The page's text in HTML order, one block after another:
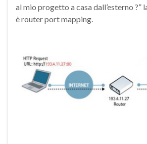
al mio progetto a casa dall’esterno ?”
è router port mapping.